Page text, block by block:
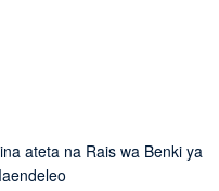
ateta na Rais wa Benki ya